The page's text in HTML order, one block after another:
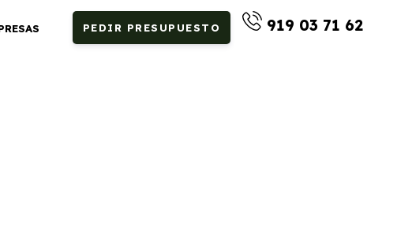
PEDIR PRESUPUESTO 919 03 71 62